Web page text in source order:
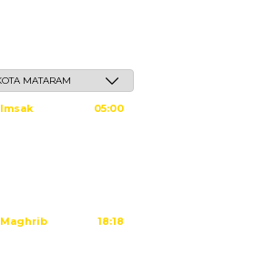
Imsak 05:00
Maghrib 18:18